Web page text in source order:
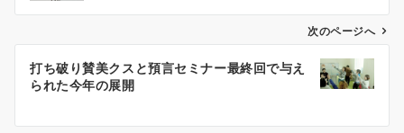
ビ
ン
次のページへ
打ち破り賛美クスと預言セミナー最終回で与え
られた今年の展開